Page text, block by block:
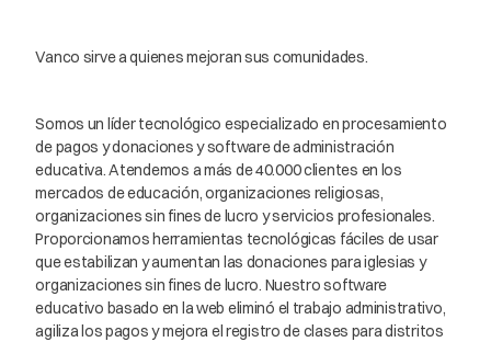
Vanco sirve a quienes mejoran sus comunidades.
Somos un líder tecnológico especializado en procesamiento
de pagos y donaciones y software de administración
educativa. Atendemos a más de 40.000 clientes en los
mercados de educación, organizaciones religiosas,
organizaciones sin fines de lucro y servicios profesionales.
Proporcionamos herramientas tecnológicas fáciles de usar
que estabilizan y aumentan las donaciones para iglesias y
organizaciones sin fines de lucro. Nuestro software
educativo basado en la web eliminó el trabajo administrativo,
agiliza los pagos y mejora el registro de clases para distritos